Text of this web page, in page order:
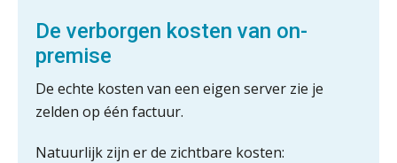
De verborgen kosten van on-
premise
De echte kosten van een eigen server zie je
zelden op één factuur.
Natuurlijk zijn er de zichtbare kosten:
waar elk kantoor op wacht.